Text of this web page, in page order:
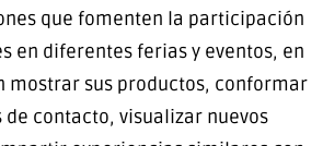
que fomenten la participación
en diferentes ferias y eventos, en
mostrar sus productos, conformar
de contacto, visualizar nuevos